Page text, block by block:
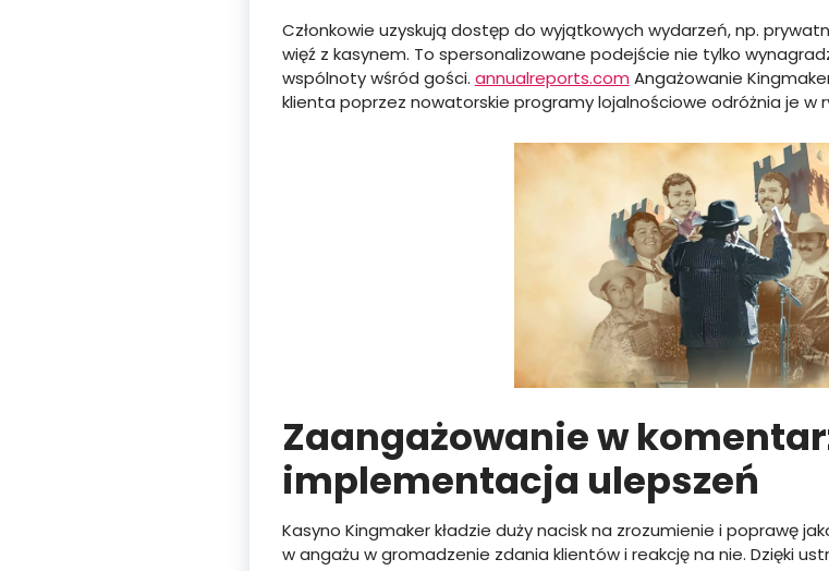
Członkowie uzyskują dostęp do wyjątkowych wydarzeń, np.
więź z kasynem. To spersonalizowane podejście nie tylko
wspólnoty wśród gości. annualreports.com Angażowanie
klienta poprzez nowatorskie programy lojalnościowe odróżnia je w
Zaangażowanie w
implementacja ulepszeń
Kasyno Kingmaker kładzie duży nacisk na zrozumienie i poprawę
w angażu w gromadzenie zdania klientów i reakcję na nie. Dzięki